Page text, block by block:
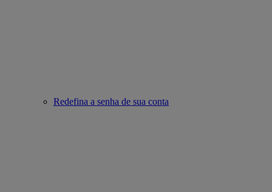
Redefina a senha de sua conta